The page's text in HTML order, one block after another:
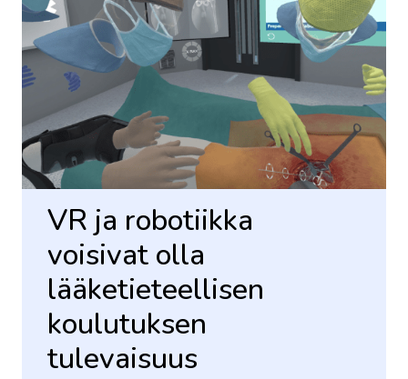
VR ja robotiikka
voisivat olla
lääketieteellisen
koulutuksen
tulevaisuus